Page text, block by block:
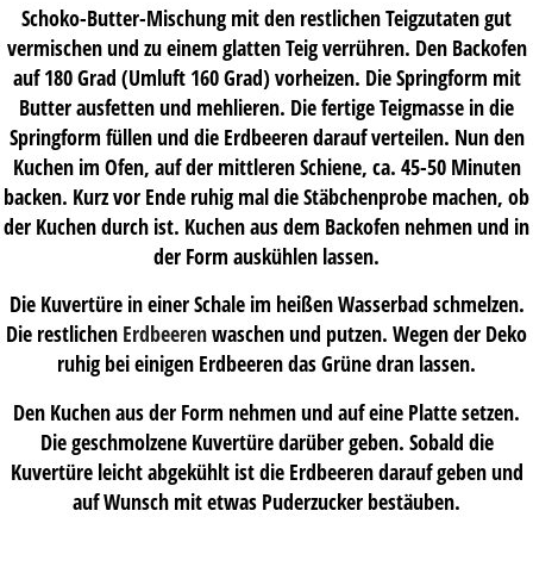
Schoko-Butter-Mischung mit den restlichen Teigzutaten gut
vermischen und zu einem glatten Teig verrühren. Den Backofen
auf 180 Grad (Umluft 160 Grad) vorheizen. Die Springform mit
Butter ausfetten und mehlieren. Die fertige Teigmasse in die
Springform füllen und die Erdbeeren darauf verteilen. Nun den
Kuchen im Ofen, auf der mittleren Schiene, ca. 45-50 Minuten
backen. Kurz vor Ende ruhig mal die Stäbchenprobe machen, ob
der Kuchen durch ist. Kuchen aus dem Backofen nehmen und in
der Form auskühlen lassen.
Die Kuvertüre in einer Schale im heißen Wasserbad schmelzen.
Die restlichen Erdbeerenwaschen und putzen. Wegen der Deko
ruhig bei einigen Erdbeeren das Grüne dran lassen.
Den Kuchen aus der Form nehmen und auf eine Platte setzen.
Die geschmolzene Kuvertüre darüber geben. Sobald die
Kuvertüre leicht abgekühlt ist die Erdbeeren darauf geben und
auf Wunsch mit etwas Puderzucker bestäuben.